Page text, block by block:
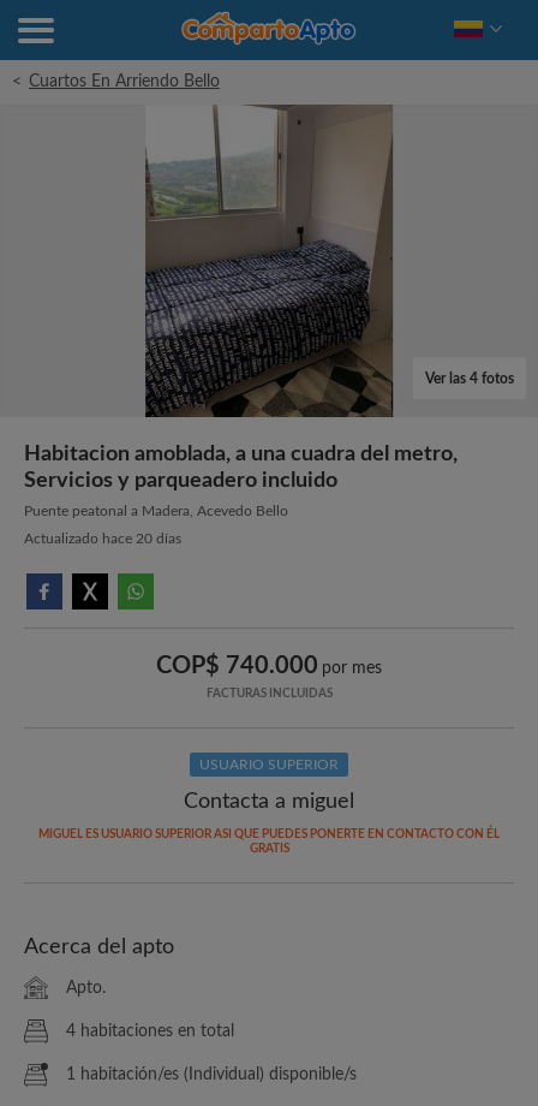
< Cuartos En Arriendo Bello
Ver las 4 fotos
Habitacion amoblada, a una cuadra del metro,
Servicios y parqueadero incluido
Puente peatonal a Madera, Acevedo Bello
Actualizado hace 20 días
COP$ 740.000 por mes
FACTURAS INCLUIDAS
USUARIO SUPERIOR
Contacta a miguel
MIGUEL ES USUARIO SUPERIOR ASI QUE PUEDES PONERTE EN CONTACTO CON ÉL
GRATIS
Acerca del apto
Apto.
4 habitaciones en total
1 habitación/es (Individual) disponible/s